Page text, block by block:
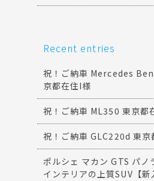
Recent entries
祝！ご納車 Mercedes
京都在住I様
祝！ご納車 ML350 東京都
祝！ご納車 GLC220d 東京
ポルシェ マカン GTS パノ
インテリアの上質SUV【新